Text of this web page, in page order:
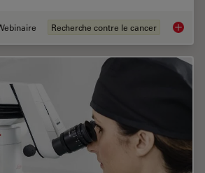
Recherche contre le cancer Spatial